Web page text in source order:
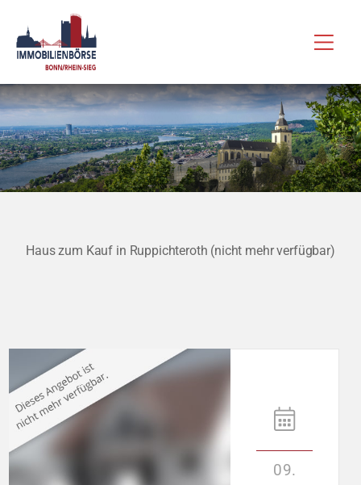
Inhalt
springen
Haus zum Kauf in Ruppichteroth (nicht mehr verfügbar)
09.